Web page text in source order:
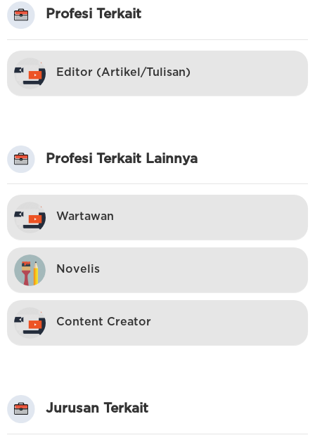
Profesi Terkait
Editor (Artikel/Tulisan)
Profesi Terkait Lainnya
Wartawan
Novelis
Content Creator
Jurusan Terkait